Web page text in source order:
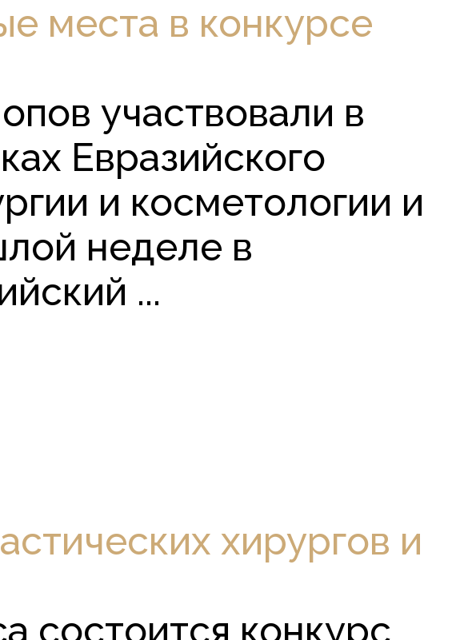
места в конкурсе
участвовали в
Евразийского
и косметологии и
неделе в
...
хирургов и
состоится конкурс